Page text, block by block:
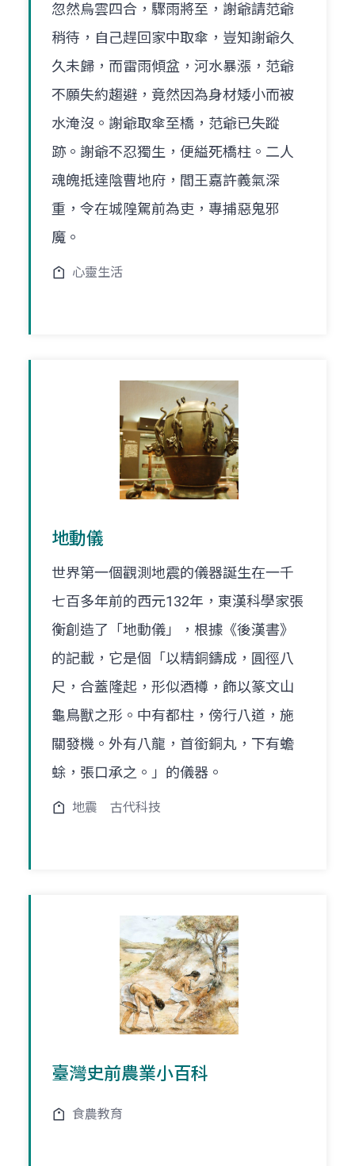
忽然烏雲四合，驟雨將至，謝爺請范爺
稍待，自己趕回家中取傘，豈知謝爺久
久未歸，而雷雨傾盆，河水暴漲，范爺
不願失約趨避，竟然因為身材矮小而被
水淹沒。謝爺取傘至橋，范爺已失蹤
跡。謝爺不忍獨生，便縊死橋柱。二人
魂魄抵達陰曹地府，閻王嘉許義氣深
重，令在城隍駕前為吏，專捕惡鬼邪
魔。
心靈生活
地動儀
世界第一個觀測地震的儀器誕生在一千
七百多年前的西元132年，東漢科學家張
衡創造了「地動儀」，根據《後漢書》
的記載，它是個「以精銅鑄成，圓徑八
尺，合蓋隆起，形似酒樽，飾以篆文山
龜鳥獸之形。中有都柱，傍行八道，施
關發機。外有八龍，首銜銅丸，下有蟾
蜍，張口承之。」的儀器。
地震 古代科技
臺灣史前農業小百科
食農教育